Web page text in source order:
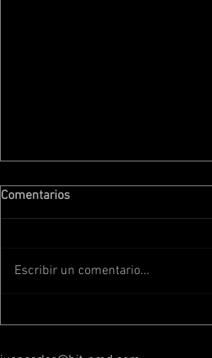
para ARTE
Comentarios
Escribir un comentario...